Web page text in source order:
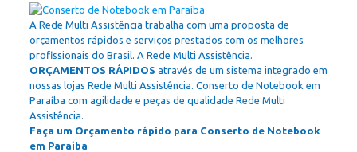
A Rede Multi Assistência trabalha com uma proposta de
orçamentos rápidos e serviços prestados com os melhores
profissionais do Brasil. A Rede Multi Assistência.
ORÇAMENTOS RÁPIDOS através de um sistema integrado em
nossas lojas Rede Multi Assistência. Conserto de Notebook em
Paraíba com agilidade e peças de qualidade Rede Multi
Assistência.
Faça um Orçamento rápido para Conserto de Notebook
em Paraíba